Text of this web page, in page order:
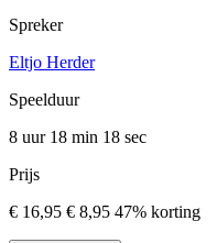
Spreker
Eltjo Herder
Speelduur
8 uur 18 min 18 sec
Prijs
€ 16,95 € 8,95 47% korting